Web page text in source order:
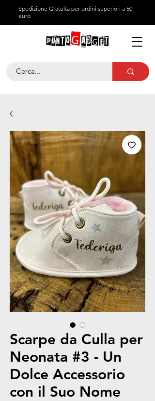
Spedizione Gratuita per ordini superiori a 50
euro
Scarpe da Culla per
Neonata #3 - Un
Dolce Accessorio
con il Suo Nome